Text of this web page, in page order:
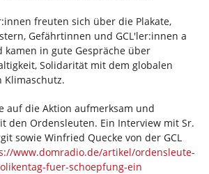
freuten sich über die Plakate,
Gefährtinnen und GCL'ler:innen a
kamen in gute Gespräche über
Solidarität mit dem globalen
auf die Aktion aufmerksam und
den Ordensleuten. Ein Interview mit Sr.
sowie Winfried Quecke von der GCL
www.domradio.de/artikel/ordensleute-
fuer-schoepfung-ein